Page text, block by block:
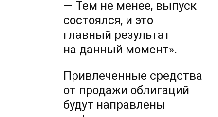
— Тем не менее, выпуск
состоялся, и это
главный результат
на данный момент».
Привлеченные средства
от продажи облигаций
будут направлены